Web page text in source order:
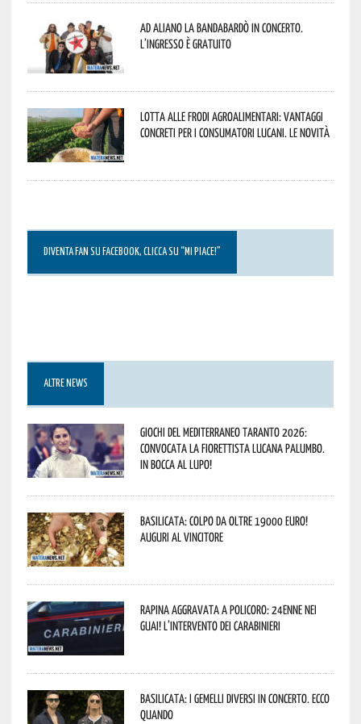
Ad Aliano la Bandabardò in concerto.
L’ingresso è gratuito
Lotta alle frodi agroalimentari: vantaggi
concreti per i consumatori lucani. Le novità
DIVENTA FAN SU FACEBOOK, CLICCA SU “MI PIACE!”
ALTRE NEWS
Giochi del Mediterraneo Taranto 2026:
convocata la fiorettista lucana Palumbo.
In bocca al lupo!
Basilicata: colpo da oltre 19000 Euro!
Auguri al vincitore
Rapina aggravata a Policoro: 24enne nei
guai! L’intervento dei Carabinieri
Basilicata: i Gemelli DiVersi in concerto. Ecco
quando